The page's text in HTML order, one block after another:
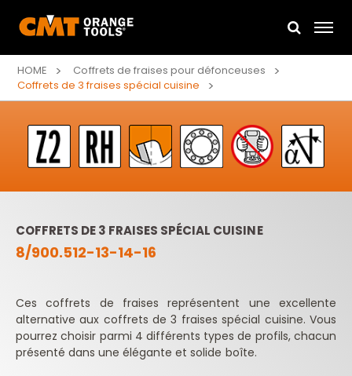
HOME
Coffrets de fraises pour défonceuses
Coffrets de 3 fraises spécial cuisine
COFFRETS DE 3 FRAISES SPÉCIAL CUISINE
8/900.512-13-14-16
Ces coffrets de fraises représentent une excellente
alternative aux coffrets de 3 fraises spécial cuisine. Vous
pourrez choisir parmi 4 différents types de profils, chacun
présenté dans une élégante et solide boîte.